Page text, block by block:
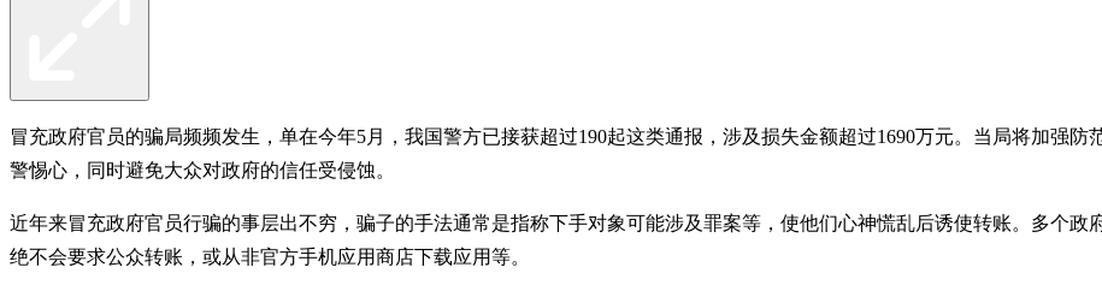
冒充政府官员的骗局频频发生，单在今年5月，我国警方已接获超过190起这类通报，涉及损失金额超过1690万元。当局将加强
警惕心，同时避免大众对政府的信任受侵蚀。
近年来冒充政府官员行骗的事层出不穷，骗子的手法通常是指称下手对象可能涉及罪案等，使他们心神慌乱后诱使转账。多个
绝不会要求公众转账，或从非官方手机应用商店下载应用等。